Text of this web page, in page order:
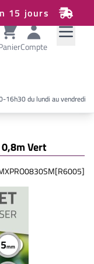
15 jours
Compte
16h30 du lundi au vendredi
Vert